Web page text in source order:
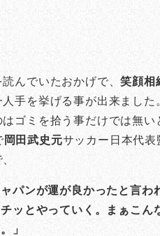
んでいたおかげで、笑顔相
手を挙げる事が出来ました
ゴミを拾う事だけでは無い
岡田武史元サッカー日本代
ャパンが運が良かったと言
ッとやっていく。まぁこ
」